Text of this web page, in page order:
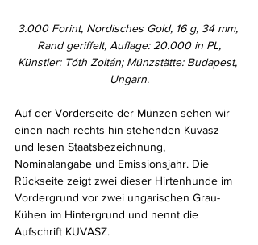
3.000 Forint, Nordisches Gold, 16 g, 34 mm,
Rand geriffelt, Auflage: 20.000 in PL,
Künstler: Tóth Zoltán; Münzstätte: Budapest,
Ungarn.
Auf der Vorderseite der Münzen sehen wir
einen nach rechts hin stehenden Kuvasz
und lesen Staatsbezeichnung,
Nominalangabe und Emissionsjahr. Die
Rückseite zeigt zwei dieser Hirtenhunde im
Vordergrund vor zwei ungarischen Grau-
Kühen im Hintergrund und nennt die
Aufschrift KUVASZ.